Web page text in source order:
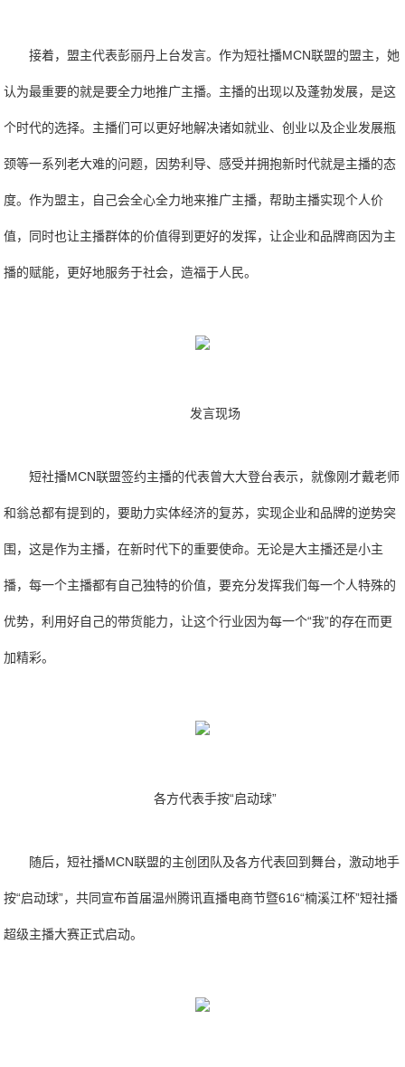
接着，盟主代表彭丽丹上台发言。作为短社播MCN联盟的盟主，她
认为最重要的就是要全力地推广主播。主播的出现以及蓬勃发展，是这
个时代的选择。主播们可以更好地解决诸如就业、创业以及企业发展瓶
颈等一系列老大难的问题，因势利导、感受并拥抱新时代就是主播的态
度。作为盟主，自己会全心全力地来推广主播，帮助主播实现个人价
值，同时也让主播群体的价值得到更好的发挥，让企业和品牌商因为主
播的赋能，更好地服务于社会，造福于人民。
发言现场
短社播MCN联盟签约主播的代表曾大大登台表示，就像刚才戴老师
和翁总都有提到的，要助力实体经济的复苏，实现企业和品牌的逆势突
围，这是作为主播，在新时代下的重要使命。无论是大主播还是小主
播，每一个主播都有自己独特的价值，要充分发挥我们每一个人特殊的
优势，利用好自己的带货能力，让这个行业因为每一个“我”的存在而更
加精彩。
各方代表手按“启动球”
随后，短社播MCN联盟的主创团队及各方代表回到舞台，激动地手
按“启动球”，共同宣布首届温州腾讯直播电商节暨616“楠溪江杯”短社播
超级主播大赛正式启动。